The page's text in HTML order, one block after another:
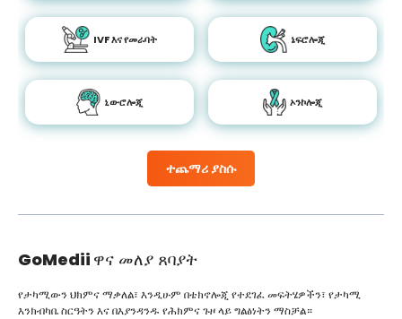
ተጨማሪ ያስሱ
IVF እና የመራባት ኔፍሮሎጂ
ኒውሮሎጂ ኦንኮሎጂ
GoMedii ዋና መለያ ጸባያት
የታካሚውን ህክምና ማቃለል፣ እንዲሁም በቴክኖሎጂ የተደገፈ መፍትሄዎችን፣ የታካሚ
እንክብካቤ ስርዓትን እና በእያንዳንዱ የሕክምና ጉዞ ላይ ግልፅነትን ማስቻል።